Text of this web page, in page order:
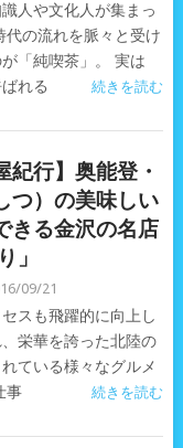
人や文化人が集まっ
の流れを脈々と受け
「純喫茶」。 実は
れる
続きを読む
紀行】奥能登・
つ）の美味しい
きる金沢の名店
」
09/21
スも飛躍的に向上し
栄華を誇った北陸の
ている様々なグルメ
事
続きを読む